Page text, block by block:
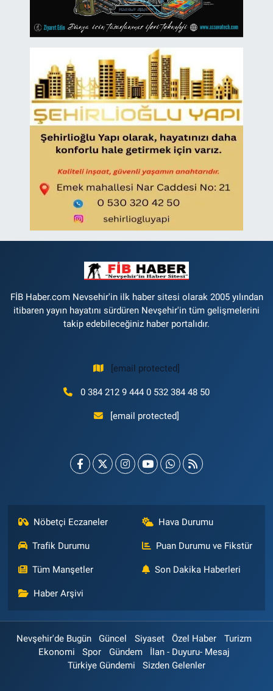
FİB Haber.com Nevsehir'in ilk haber sitesi olarak 2005 yılından
itibaren yayın hayatını sürdüren Nevşehir'in tüm gelişmelerini
takip edebileceğiniz haber portalıdır.
[email protected]
0 384 212 9 444 0 532 384 48 50
[email protected]
Nöbetçi Eczaneler Hava Durumu
Trafik Durumu Puan Durumu ve Fikstür
Tüm Manşetler Son Dakika Haberleri
Haber Arşivi
Nevşehir'de Bugün Güncel Siyaset Özel Haber
Turizm
Ekonomi
Spor Gündem
İlan - Duyuru- Mesaj
Türkiye Gündemi
Sizden Gelenler